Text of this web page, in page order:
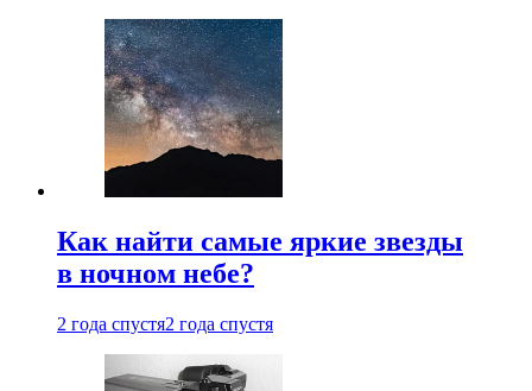
Как найти самые яркие звезды
в ночном небе?
2 года спустя2 года спустя